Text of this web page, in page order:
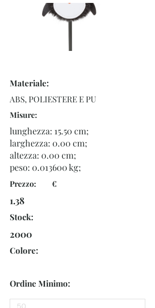
Materiale:
ABS, POLIESTERE E PU
Misure:
lunghezza: 15.50 cm;
larghezza: 0.00 cm;
altezza: 0.00 cm;
peso: 0.013600kg;
Prezzo: €
1.38
Stock:
2000
Colore:
Ordine Minimo: